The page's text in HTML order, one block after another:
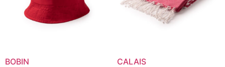
BOBIN CALAIS